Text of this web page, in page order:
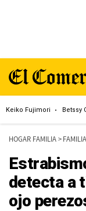
Keiko Fujimori Betssy
HOGAR FAMILIA> FAMILIA
detecta a
ojo